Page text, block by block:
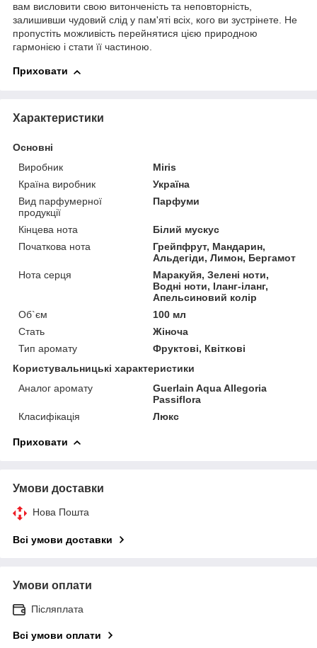
вам висловити свою витонченість та неповторність,
залишивши чудовий слід у пам'яті всіх, кого ви зустрінете. Не
пропустіть можливість перейнятися цією природною
гармонією і стати її частиною.
Приховати
Характеристики
Основні
Виробник
Miris
Країна виробник
Україна
Вид парфумерної
продукції
Парфуми
Кінцева нота
Білий мускус
Початкова нота
Грейпфрут, Мандарин,
Альдегіди, Лимон, Бергамот
Нота серця
Маракуйя, Зелені ноти,
Водні ноти, Іланг-іланг,
Апельсиновий колір
Об`єм
100 мл
Стать
Жіноча
Тип аромату
Фруктові, Квіткові
Користувальницькі характеристики
Аналог аромату
Guerlain Aqua Allegoria
Passiflora
Класифікація
Люкс
Приховати
Умови доставки
Нова Пошта
Всі умови доставки
Умови оплати
Післяплата
Всі умови оплати